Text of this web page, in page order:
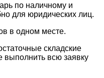
по наличному и
для юридических лиц.
в одном месте.
складские
выполнить всю заявку